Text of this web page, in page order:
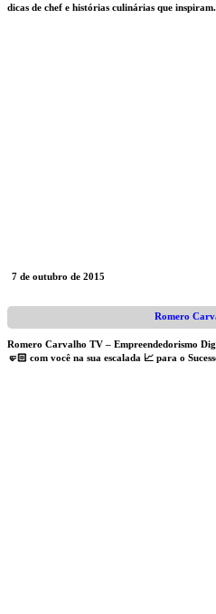
dicas de chef e histórias culinárias que inspiram.
7 de outubro de 2015
Romero
Romero Carvalho TV – Empreendedorismo
🤛🏻 com você na sua escalada 📈 para o